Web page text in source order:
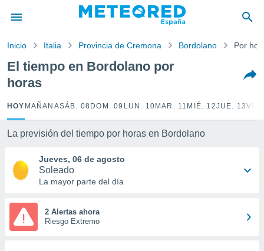
por
para
la
calidad.
a este
las
y
forma
basada
Inicio Italia Provincia de Cremona Bordolano Por
El tiempo en Bordolano por
horas
HOY MAÑANASÁB. 08 DOM. 09 LUN. 10 MAR. 11 MIÉ. 12JUE. 13VIE.
La previsión del tiempo por horas en Bordolano
Jueves, 06 de agosto
Soleado
La mayor parte del día
2 Alertas ahora
Riesgo Extremo